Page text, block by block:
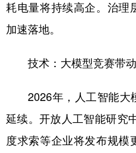
彩票 娱乐
公益
文化产业
北京 天津
耗电量将持续高企。治理
加速落地。
技术：大模型竞赛带
2026年，人工智能大
延续。开放人工智能研究
度求索等企业将发布规模